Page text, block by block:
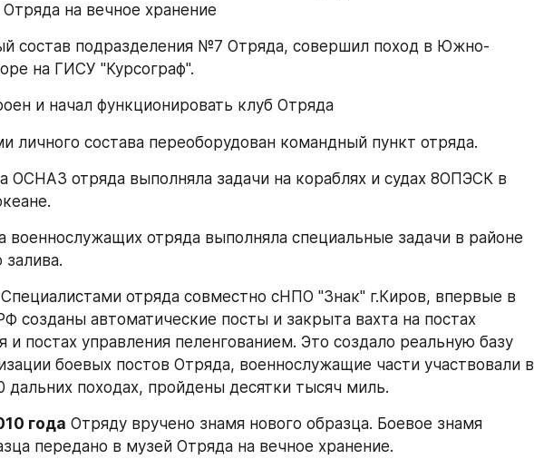
на вечное хранение
состав подразделения №7 Отряда, совершил поход в Южно-
на ГИСУ "Курсограф".
и начал функционировать клуб Отряда
личного состава переоборудован командный пункт отряда.
ОСНАЗ отряда выполняла задачи на кораблях и судах 8ОПЭСК в
военнослужащих отряда выполняла специальные задачи в районе
залива.
отряда совместно сНПО "Знак" г.Киров, впервые в
созданы автоматические посты и закрыта вахта на постах
и постах управления пеленгованием. Это создало реальную базу
боевых постов Отряда, военнослужащие части участвовали в
дальних походах, пройдены десятки тысяч миль.
года Отряду вручено знамя нового образца. Боевое знамя
передано в музей Отряда на вечное хранение.